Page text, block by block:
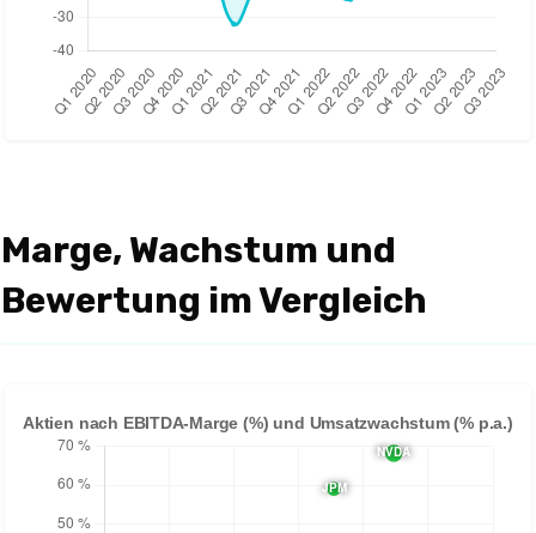
Marge, Wachstum und
Bewertung im Vergleich